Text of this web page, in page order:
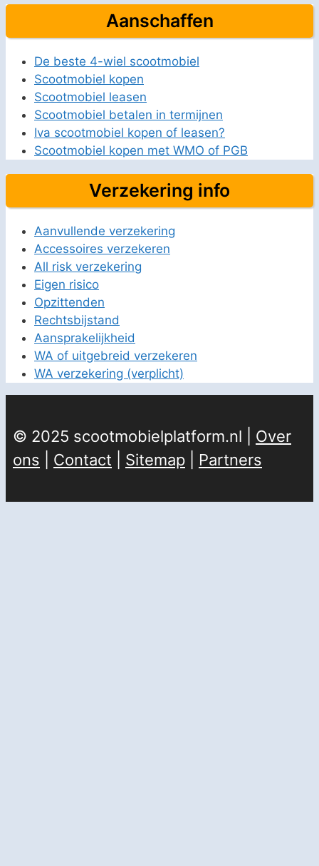
Aanschaffen
De beste 4-wiel scootmobiel
Scootmobiel kopen
Scootmobiel leasen
Scootmobiel betalen in termijnen
Iva scootmobiel kopen of leasen?
Scootmobiel kopen met WMO of PGB
Verzekering info
Aanvullende verzekering
Accessoires verzekeren
All risk verzekering
Eigen risico
Opzittenden
Rechtsbijstand
Aansprakelijkheid
WA of uitgebreid verzekeren
WA verzekering (verplicht)
© 2025 scootmobielplatform.nl | Over
ons
Contact Sitemap Partners